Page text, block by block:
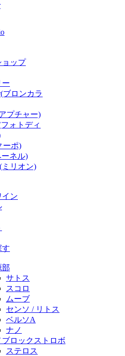
ョップ
ー
ブロンカラ
プチャー)
ォトディ
ーポ)
ーネル)
リオン)
イン
す
部
サトス
スコロ
ムーブ
センソ / リトス
ベルソA
ナノ
ブロックストロボ
ステロス